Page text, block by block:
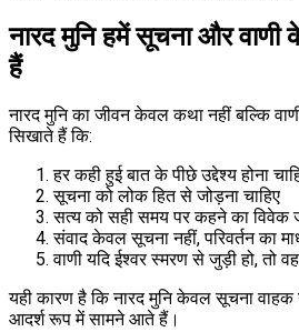
नारद मुनि हमें सूचना और वाणी
हैं
नारद मुनि का जीवन केवल कथा नहीं बल्कि
सिखाते हैं कि:
हर कही हुई बात के पीछे उद्देश्य होना
सूचना को लोक हित से जोड़ना चाहिए
सत्य को सही समय पर कहने का विवेक
संवाद केवल सूचना नहीं, परिवर्तन का
वाणी यदि ईश्वर स्मरण से जुड़ी हो, तो
यही कारण है कि नारद मुनि केवल सूचना वाहक
आदर्श रूप में सामने आते हैं।